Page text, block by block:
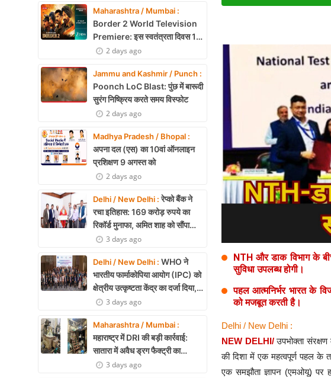
Defence & Security
Environment
Literature
History Speaks
Contact Us
Maharashtra / Mumbai :
Border 2 World Television
Premiere: इस स्वतंत्रता दिवस 15
अगस्त को शाम 7:30 बजे सिर्फ Zee
2 days ago
Jammu and Kashmir / Punch :
Poonch LoC Blast: पुंछ में बारूदी
सुरंग निष्क्रिय करते समय विस्फोट
2 days ago
Madhya Pradesh / Bhopal :
अपना दल (एस) का 10वां ऑनलाइन
प्रशिक्षण 9 अगस्त को
2 days ago
Delhi / New Delhi :रेप्को बैंक ने
रचा इतिहास: 169 करोड़ रुपये का
रिकॉर्ड मुनाफा, अमित शाह को सौंपा
22.90 करोड़ का लाभांश
3 days ago
Delhi / New Delhi : WHO ने
भारतीय फार्माकोपिया आयोग (IPC) को
क्षेत्रीय उत्कृष्टता केंद्र का दर्जा दिया,
दक्षिण-पूर्व एशिया में भारत की बड़ी
3 days ago
Maharashtra / Mumbai :
महाराष्ट्र में DRI की बड़ी कार्रवाई:
सातारा में अवैध ड्रग फैक्ट्री का
भंडाफोड़, अल्प्राजोलम और डायजेपाम
3 days ago
NTH और डाक विभाग के
सुविधा उपलब्ध होगी।
पहल आत्मनिर्भर भारत के
को मजबूत करती है।
Delhi / New Delhi :
NEW DELHI/उपभोक्ता
की दिशा में एक महत्वपूर्ण पहल के
एक समझौता ज्ञापन (एमओयू) पर